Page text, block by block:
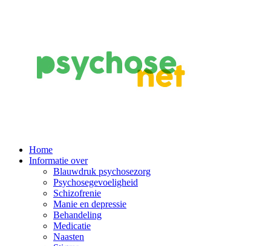
Main
Navigation
Home
Informatie over
Blauwdruk psychosezorg
Psychosegevoeligheid
Schizofrenie
Manie en depressie
Behandeling
Medicatie
Naasten